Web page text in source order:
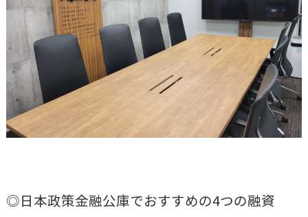
◎日本政策金融公庫でおすすめの4つの融資